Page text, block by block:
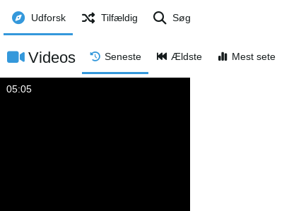
Udforsk Tilfældig Søg
Videos Seneste Ældste Mest sete
05:05